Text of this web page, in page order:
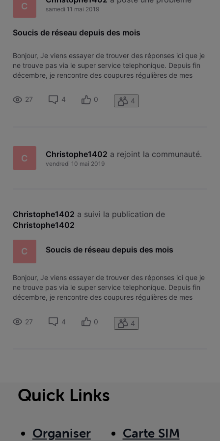
C samedi 11 mai 2019
Soucis de réseau depuis des mois
Bonjour, Je viens essayer de trouver des réponses ici que je
ne trouve pas via le super service telephonique. Depuis fin
décembre, je rencontre des coupures régulières de mes
services (Au moins deux fois par mois pendant plusieurs
heures voir plusieurs jours). Un technicien est venu pour la
première
27 4 0 4
C Christophe1402 a rejoint la communauté.
vendredi 10 mai 2019
Christophe1402 a suivi la publication de
Christophe1402
C Soucis de réseau depuis des mois
Bonjour, Je viens essayer de trouver des réponses ici que je
ne trouve pas via le super service telephonique. Depuis fin
décembre, je rencontre des coupures régulières de mes
services (Au moins deux fois par mois pendant plusieurs
heures voir plusieurs jours). Un technicien est venu pour la
première
27 4 0 4
Quick Links
Organiser Carte SIM